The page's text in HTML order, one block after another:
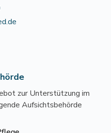
zur Unterstützung im
Aufsichtsbehörde